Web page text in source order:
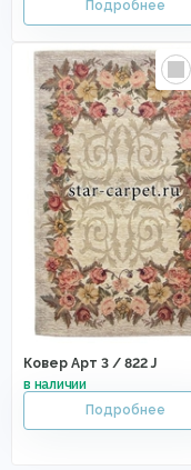
Ковер Арт 3 / 822 J